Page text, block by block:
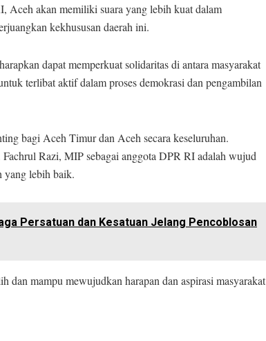
Aceh akan memiliki suara yang lebih kuat dalam
kekhususan daerah ini.
dapat memperkuat solidaritas di antara masyarakat
terlibat aktif dalam proses demokrasi dan pengambilan
bagi Aceh Timur dan Aceh secara keseluruhan.
Razi, MIP sebagai anggota DPR RI adalah wujud
yang lebih baik.
Persatuan dan Kesatuan Jelang Pencoblosan
dan mampu mewujudkan harapan dan aspirasi masyarakat